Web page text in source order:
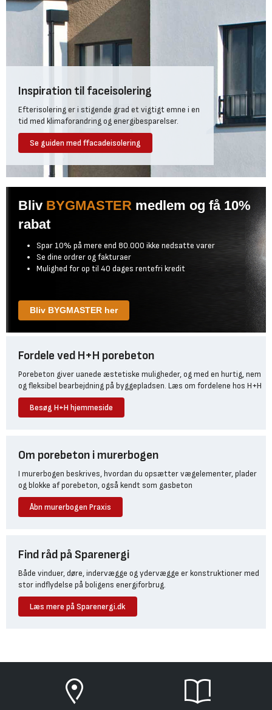
Inspiration til faceisolering
Efterisolering er i stigende grad et vigtigt emne i en
tid med klimaforandring og energibesparelser.
Se guiden med ffacadeisolering
Bliv BYGMASTER medlem og få 10%
rabat
Spar 10% på mere end 80.000 ikke nedsatte varer
Se dine ordrer og fakturaer
Mulighed for op til 40 dages rentefri kredit
Bliv BYGMASTER her
Fordele ved H+H porebeton
Porebeton giver uanede æstetiske muligheder, og med en hurtig, nem
og fleksibel bearbejdning på byggepladsen. Læs om fordelene hos H+H
Besøg H+H hjemmeside
Om porebeton i murerbogen
I murerbogen beskrives, hvordan du opsætter vægelementer, plader
og blokke af porebeton, også kendt som gasbeton
Åbn murerbogen Praxis
Find råd på Sparenergi
Både vinduer, døre, indervægge og ydervægge er konstruktioner med
stor indflydelse på boligens energiforbrug.
Læs mere på Sparenergi.dk